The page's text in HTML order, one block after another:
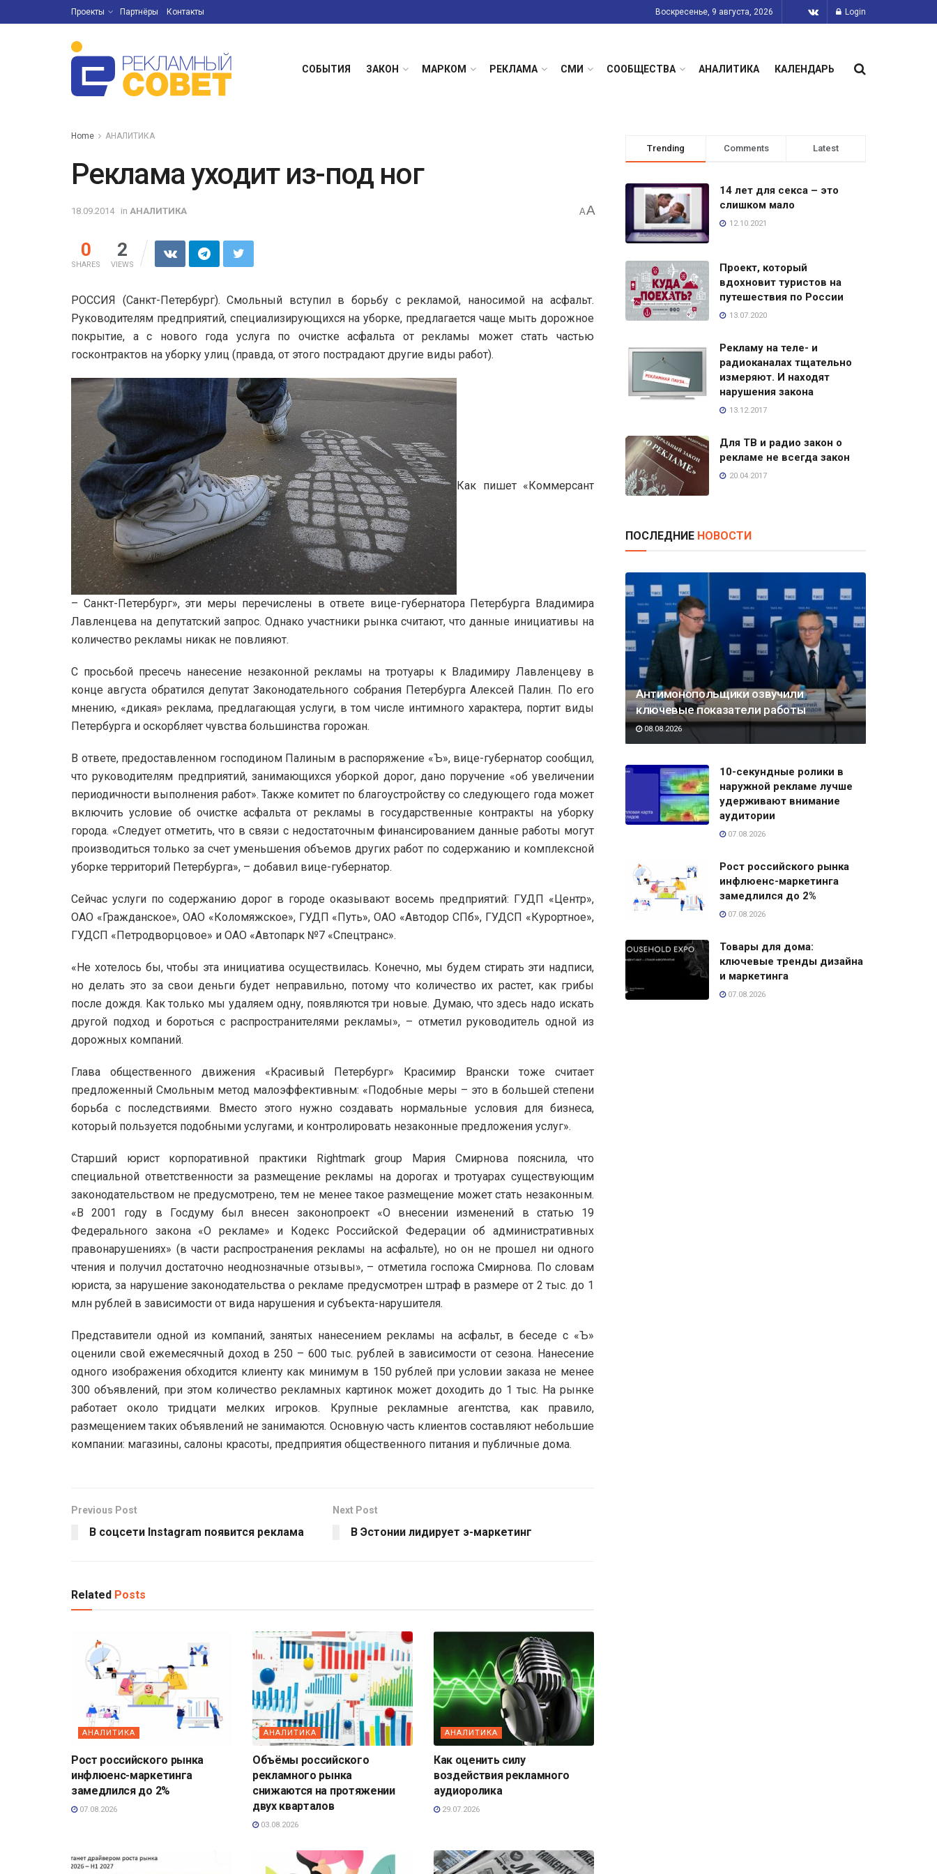
Проекты Партнёры Контакты Воскресенье, 9 августа, 2026 Login
СОБЫТИЯ ЗАКОН МАРКОМ РЕКЛАМА СМИ СООБЩЕСТВА АНАЛИТИКА КАЛЕНДАРЬ
Home АНАЛИТИКА
Реклама уходит из-под ног
18.09.2014 in АНАЛИТИКА AA
0
SHARES
2
VIEWS
РОССИЯ (Санкт-Петербург). Смольный вступил в борьбу с рекламой, наносимой на асфальт.
Руководителям предприятий, специализирующихся на уборке, предлагается чаще мыть дорожное
покрытие, а с нового года услуга по очистке асфальта от рекламы может стать частью
госконтрактов на уборку улиц (правда, от этого пострадают другие виды работ).
Как пишет «Коммерсант
– Санкт-Петербург», эти меры перечислены в ответе вице-губернатора Петербурга Владимира
Лавленцева на депутатский запрос. Однако участники рынка считают, что данные инициативы на
количество рекламы никак не повлияют.
С просьбой пресечь нанесение незаконной рекламы на тротуары к Владимиру Лавленцеву в
конце августа обратился депутат Законодательного собрания Петербурга Алексей Палин. По его
мнению, «дикая» реклама, предлагающая услуги, в том числе интимного характера, портит виды
Петербурга и оскорбляет чувства большинства горожан.
В ответе, предоставленном господином Палиным в распоряжение «Ъ», вице-губернатор сообщил,
что руководителям предприятий, занимающихся уборкой дорог, дано поручение «об увеличении
периодичности выполнения работ». Также комитет по благоустройству со следующего года может
включить условие об очистке асфальта от рекламы в государственные контракты на уборку
города. «Следует отметить, что в связи с недостаточным финансированием данные работы могут
производиться только за счет уменьшения объемов других работ по содержанию и комплексной
уборке территорий Петербурга», – добавил вице-губернатор.
Сейчас услуги по содержанию дорог в городе оказывают восемь предприятий: ГУДП «Центр»,
ОАО «Гражданское», ОАО «Коломяжское», ГУДП «Путь», ОАО «Автодор СПб», ГУДСП «Курортное»,
ГУДСП «Петродворцовое» и ОАО «Автопарк №7 «Спецтранс».
«Не хотелось бы, чтобы эта инициатива осуществилась. Конечно, мы будем стирать эти надписи,
но делать это за свои деньги будет неправильно, потому что количество их растет, как грибы
после дождя. Как только мы удаляем одну, появляются три новые. Думаю, что здесь надо искать
другой подход и бороться с распространителями рекламы», – отметил руководитель одной из
дорожных компаний.
Глава общественного движения «Красивый Петербург» Красимир Врански тоже считает
предложенный Смольным метод малоэффективным: «Подобные меры – это в большей степени
борьба с последствиями. Вместо этого нужно создавать нормальные условия для бизнеса,
который пользуется подобными услугами, и контролировать незаконные предложения услуг».
Старший юрист корпоративной практики Rightmark group Мария Смирнова пояснила, что
специальной ответственности за размещение рекламы на дорогах и тротуарах существующим
законодательством не предусмотрено, тем не менее такое размещение может стать незаконным.
«В 2001 году в Госдуму был внесен законопроект «О внесении изменений в статью 19
Федерального закона «О рекламе» и Кодекс Российской Федерации об административных
правонарушениях» (в части распространения рекламы на асфальте), но он не прошел ни одного
чтения и получил достаточно неоднозначные отзывы», – отметила госпожа Смирнова. По словам
юриста, за нарушение законодательства о рекламе предусмотрен штраф в размере от 2 тыс. до 1
млн рублей в зависимости от вида нарушения и субъекта-нарушителя.
Представители одной из компаний, занятых нанесением рекламы на асфальт, в беседе с «Ъ»
оценили свой ежемесячный доход в 250 – 600 тыс. рублей в зависимости от сезона. Нанесение
одного изображения обходится клиенту как минимум в 150 рублей при условии заказа не менее
300 объявлений, при этом количество рекламных картинок может доходить до 1 тыс. На рынке
работает около тридцати мелких игроков. Крупные рекламные агентства, как правило,
размещением таких объявлений не занимаются. Основную часть клиентов составляют небольшие
компании: магазины, салоны красоты, предприятия общественного питания и публичные дома.
Previous Post
В соцсети Instagram появится реклама
Next Post
В Эстонии лидирует э-маркетинг
Related Posts
АНАЛИТИКА
Рост российского рынка
инфлюенс-маркетинга
замедлился до 2%
07.08.2026
АНАЛИТИКА
Объёмы российского
рекламного рынка
снижаются на протяжении
двух кварталов
03.08.2026
АНАЛИТИКА
Как оценить силу
воздействия рекламного
аудиоролика
29.07.2026
Trending Comments Latest
14 лет для секса – это
слишком мало
12.10.2021
Проект, который
вдохновит туристов на
путешествия по России
13.07.2020
Рекламу на теле- и
радиоканалах тщательно
измеряют. И находят
нарушения закона
13.12.2017
Для ТВ и радио закон о
рекламе не всегда закон
20.04.2017
ПОСЛЕДНИЕ НОВОСТИ
Антимонопольщики озвучили
ключевые показатели работы
08.08.2026
10-секундные ролики в
наружной рекламе лучше
удерживают внимание
аудитории
07.08.2026
Рост российского рынка
инфлюенс-маркетинга
замедлился до 2%
07.08.2026
Товары для дома:
ключевые тренды дизайна
и маркетинга
07.08.2026